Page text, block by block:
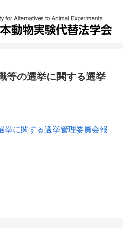
等の選挙に関する選挙
挙に関する選挙管理委員会報